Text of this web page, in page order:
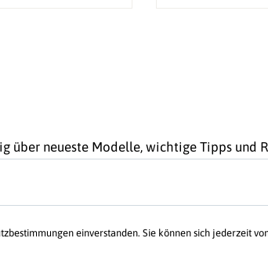
über neueste Modelle, wichtige Tipps und
einverstanden. Sie können sich jederzeit